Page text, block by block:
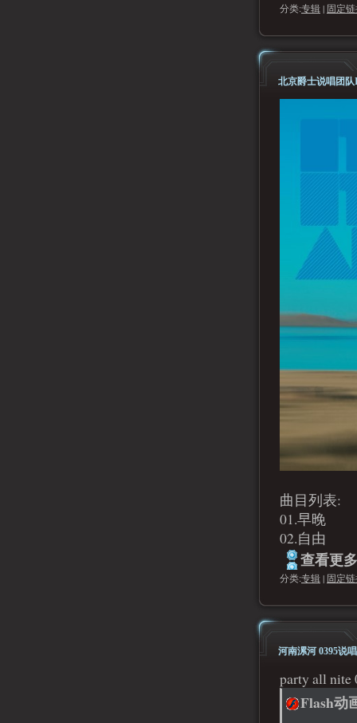
分类:专辑| 固定
北京爵士说唱团
曲目列表:
01.早晚
02.自由
查看更
分类:专辑| 固定
河南漯河 0395说
party all
Flash动